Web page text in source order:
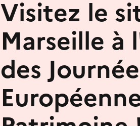
Visitez le
Marseille à
des